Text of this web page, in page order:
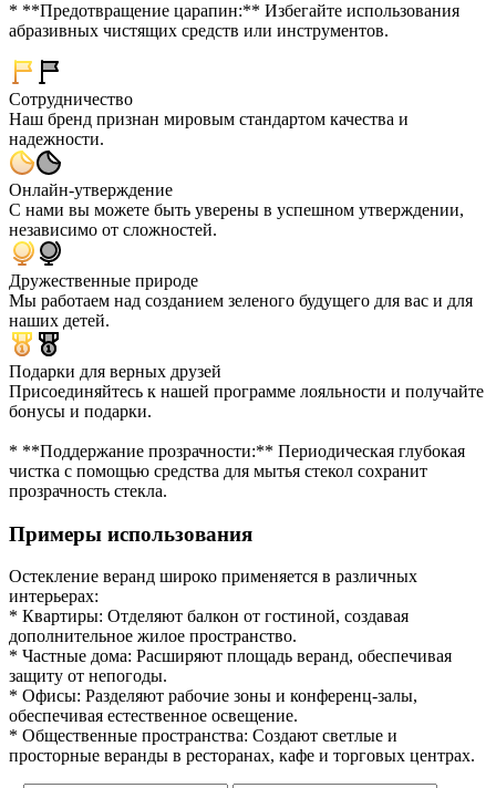
* **Предотвращение царапин:** Избегайте использования
абразивных чистящих средств или инструментов.
Сотрудничество
Наш бренд признан мировым стандартом качества и
надежности.
Онлайн-утверждение
С нами вы можете быть уверены в успешном утверждении,
независимо от сложностей.
Дружественные природе
Мы работаем над созданием зеленого будущего для вас и для
наших детей.
Подарки для верных друзей
Присоединяйтесь к нашей программе лояльности и получайте
бонусы и подарки.
* **Поддержание прозрачности:** Периодическая глубокая
чистка с помощью средства для мытья стекол сохранит
прозрачность стекла.
Примеры использования
Остекление веранд широко применяется в различных
интерьерах:
* Квартиры: Отделяют балкон от гостиной, создавая
дополнительное жилое пространство.
* Частные дома: Расширяют площадь веранд, обеспечивая
защиту от непогоды.
* Офисы: Разделяют рабочие зоны и конференц-залы,
обеспечивая естественное освещение.
* Общественные пространства: Создают светлые и
просторные веранды в ресторанах, кафе и торговых центрах.